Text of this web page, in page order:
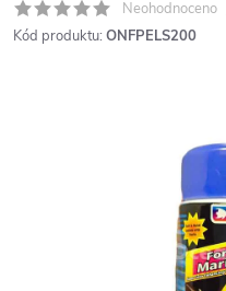
Neohodnoceno
Kód produktu: ONFPELS200